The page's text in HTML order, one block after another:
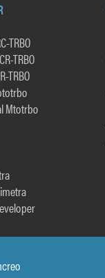
TRBO
TRBO
TRBO
Mtotrbo